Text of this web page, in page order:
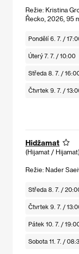
Režie: Kristina
Řecko, 2026, 95
Pondělí 6. 7. /
Úterý 7. 7. / 10:00
Středa 8. 7. /
Čtvrtek 9. 7. /
Hidžamat
(Hijamat /
Režie: Nader
Středa 8. 7. /
Čtvrtek 9. 7. /
Pátek 10. 7. /
Sobota 11. 7. /